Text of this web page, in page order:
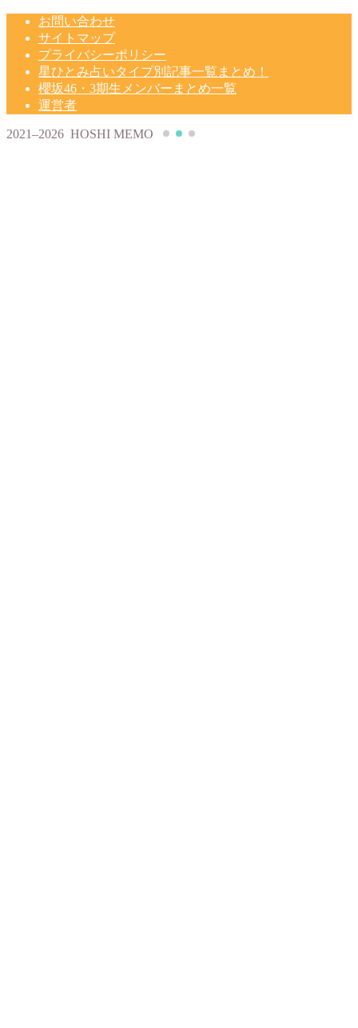
お問い合わせ
サイトマップ
プライバシーポリシー
星ひとみ占いタイプ別記事一覧まとめ！
櫻坂46・3期生メンバーまとめ一覧
運営者
2021–2026 HOSHI MEMO